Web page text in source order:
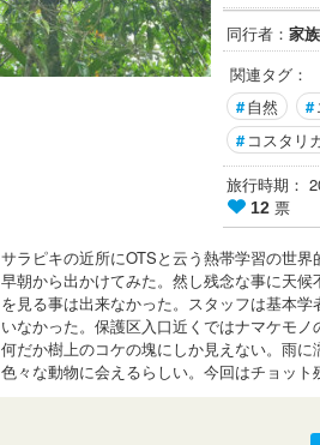
同行者： 家
関連タグ：
#自然 #
# コスタリ
旅行時期：
12 票
サラピキの近所にOTSと云う熱帯学習の世
早朝から出かけてみた。然し残念な事に天
を見る事は出来なかった。スタッフは基本
いなかった。保護区入口近くではナマケモ
何だか樹上のコケの塊にしか見えない。雨
色々な動物に会えるらしい。今回はチョット